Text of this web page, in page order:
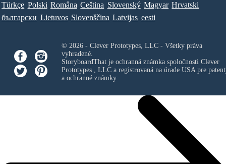
Türkçe Polski Româna Ceština Slovenský Magyar Hrvatski
български Lietuvos Slovenščina Latvijas eesti
© 2026 - Clever Prototypes, LLC - Všetky práva
vyhradené.
StoryboardThat je ochranná známka spoločnosti Clever
Prototypes , LLCa registrovaná na úrade USA pre
a ochranné známky